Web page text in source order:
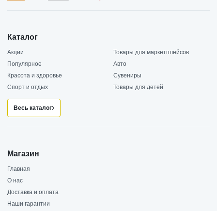
Каталог
Акции
Товары для маркетплейсов
Популярное
Авто
Красота и здоровье
Сувениры
Спорт и отдых
Товары для детей
Весь каталог
Магазин
Главная
О нас
Доставка и оплата
Наши гарантии